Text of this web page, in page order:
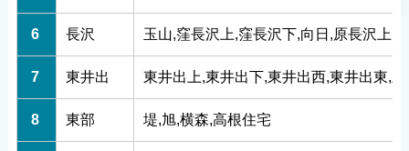
6 長沢 玉山,窪長沢上,窪長沢下,向日,原長沢上,
7 東井出 東井出上,東井出下,東井出西,東井出東,
8 東部 堤,旭,横森,高根住宅